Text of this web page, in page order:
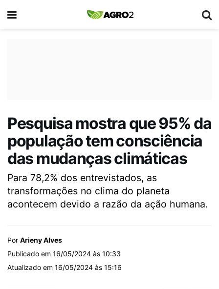
Pesquisa mostra que 95% da
população tem consciência
das mudanças climáticas
Para 78,2% dos entrevistados, as
transformações no clima do planeta
acontecem devido a razão da ação humana.
Por Arieny Alves
Publicado em 16/05/2024 às 10:33
Atualizado em 16/05/2024 às 15:16